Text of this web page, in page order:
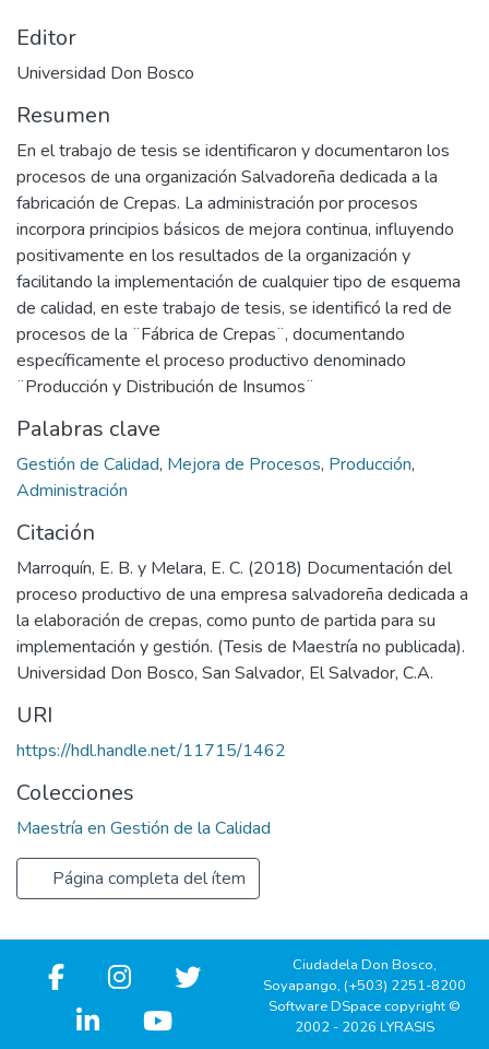
Editor
Universidad Don Bosco
Resumen
En el trabajo de tesis se identificaron y documentaron los
procesos de una organización Salvadoreña dedicada a la
fabricación de Crepas. La administración por procesos
incorpora principios básicos de mejora continua, influyendo
positivamente en los resultados de la organización y
facilitando la implementación de cualquier tipo de esquema
de calidad, en este trabajo de tesis, se identificó la red de
procesos de la ¨Fábrica de Crepas¨, documentando
específicamente el proceso productivo denominado
¨Producción y Distribución de Insumos¨
Palabras clave
Gestión de Calidad, Mejora de Procesos, Producción,
Administración
Citación
Marroquín, E. B. y Melara, E. C. (2018) Documentación del
proceso productivo de una empresa salvadoreña dedicada a
la elaboración de crepas, como punto de partida para su
implementación y gestión. (Tesis de Maestría no publicada).
Universidad Don Bosco, San Salvador, El Salvador, C.A.
URI
https://hdl.handle.net/11715/1462
Colecciones
Maestría en Gestión de la Calidad
Página completa del ítem
Ciudadela Don Bosco,
Soyapango, (+503) 2251-8200
Software DSpace copyright ©
2002 - 2026 LYRASIS